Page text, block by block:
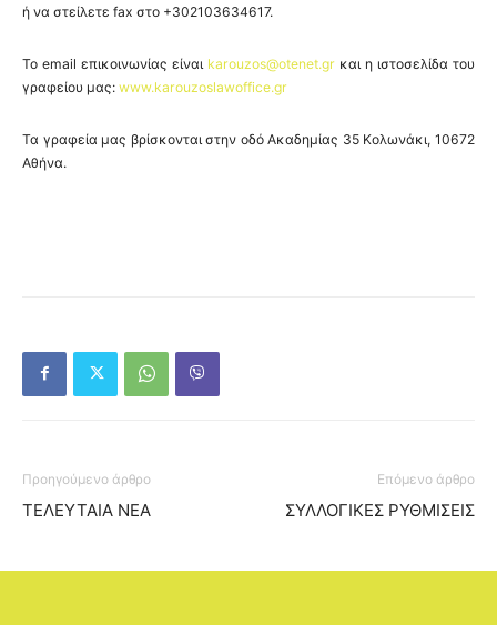
ή να στείλετε fax στο +302103634617.
Το email επικοινωνίας είναι karouzos@otenet.gr και η ιστοσελίδα του
γραφείου μας: www.karouzoslawoffice.gr
Τα γραφεία μας βρίσκονται στην οδό Ακαδημίας 35 Κολωνάκι, 10672
Αθήνα.
Προηγούμενο άρθρο
ΤΕΛΕΥΤΑΙΑ ΝΕΑ
Επόμενο άρθρο
ΣΥΛΛΟΓΙΚΕΣ ΡΥΘΜΙΣΕΙΣ